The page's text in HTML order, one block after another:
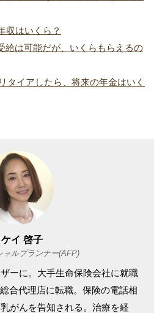
収はいくら？
給は可能だが、いくらもらえるの
タイアしたら、将来の年金はいく
イ 啓子
ャルプランナー(AFP)
ーに。大手生命保険会社に就職
合代理店に転職。保険の電話相
がんを告知される。治療を経